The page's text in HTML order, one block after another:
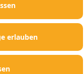
erlauben